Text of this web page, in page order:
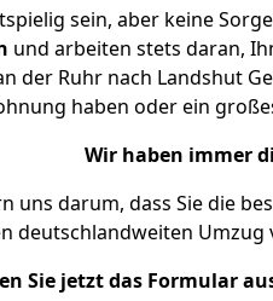
sein, aber keine
und arbeiten stets daran,
der Ruhr nach Landshut
haben oder ein
Wir haben immer
uns darum, dass Sie die
deutschlandweiten
Sie jetzt das Formular